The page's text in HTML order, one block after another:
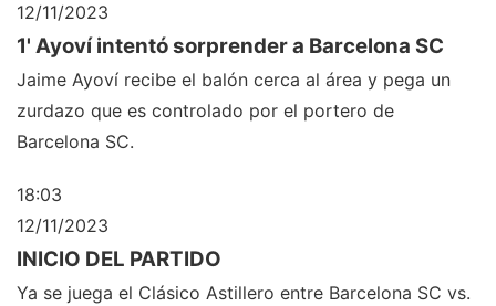
12/11/2023
1' Ayoví intentó sorprender a Barcelona SC
Jaime Ayoví recibe el balón cerca al área y pega un
zurdazo que es controlado por el portero de
Barcelona SC.
18:03
12/11/2023
INICIO DEL PARTIDO
Ya se juega el Clásico Astillero entre Barcelona SC vs.